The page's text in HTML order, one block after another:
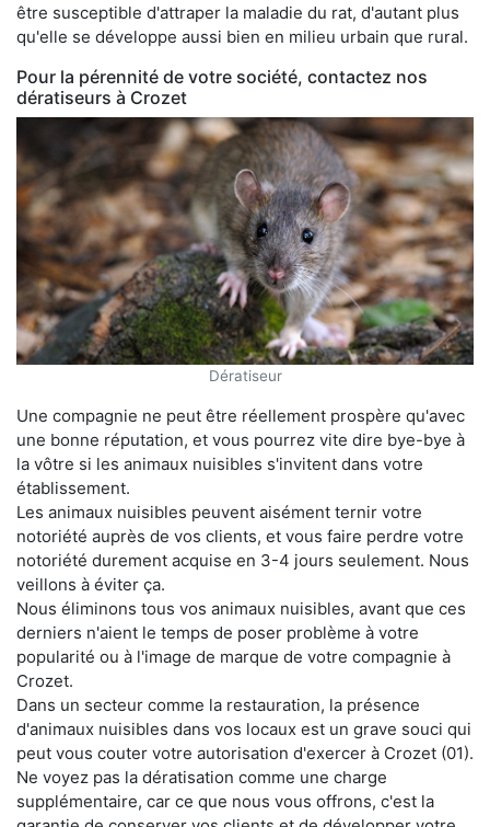
être susceptible d'attraper la maladie du rat, d'autant plus
qu'elle se développe aussi bien en milieu urbain que rural.
Pour la pérennité de votre société, contactez nos
dératiseurs à Crozet
Dératiseur
Une compagnie ne peut être réellement prospère qu'avec
une bonne réputation, et vous pourrez vite dire bye-bye à
la vôtre si les animaux nuisibles s'invitent dans votre
établissement.
Les animaux nuisibles peuvent aisément ternir votre
notoriété auprès de vos clients, et vous faire perdre votre
notoriété durement acquise en 3-4 jours seulement. Nous
veillons à éviter ça.
Nous éliminons tous vos animaux nuisibles, avant que ces
derniers n'aient le temps de poser problème à votre
popularité ou à l'image de marque de votre compagnie à
Crozet.
Dans un secteur comme la restauration, la présence
d'animaux nuisibles dans vos locaux est un grave souci qui
peut vous couter votre autorisation d'exercer à Crozet (01).
Ne voyez pas la dératisation comme une charge
supplémentaire, car ce que nous vous offrons, c'est la